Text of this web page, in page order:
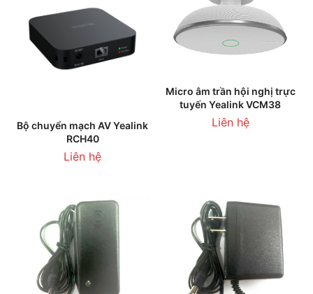
Bộ chuyển mạch AV Yealink
RCH40
Liên hệ
Micro âm trần hội nghị trực
tuyến Yealink VCM38
Liên hệ